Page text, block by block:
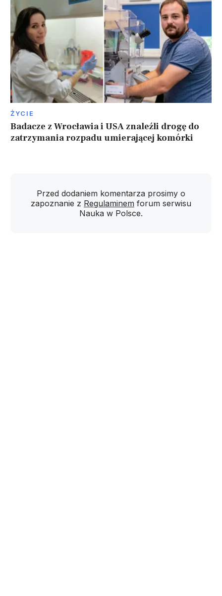
ŻYCIE
Badacze z Wrocławia i USA znaleźli drogę do
zatrzymania rozpadu umierającej komórki
Przed dodaniem komentarza prosimy o
zapoznanie z Regulaminem forum serwisu
Nauka w Polsce.